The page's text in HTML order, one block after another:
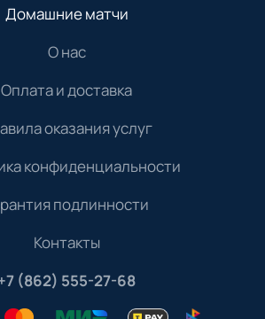
Домашние матчи
О нас
Оплата и доставка
оказания услуг
конфиденциальности
подлинности
Контакты
(862) 555-27-68